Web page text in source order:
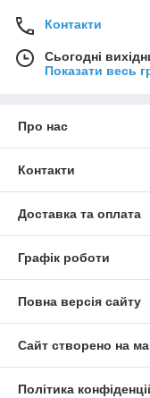
Контакти
Сьогодні
Показати весь
Про нас
Контакти
Доставка та оплата
Графік роботи
Повна версія сайту
Сайт створено на
Політика